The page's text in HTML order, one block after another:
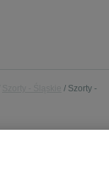
Szorty -